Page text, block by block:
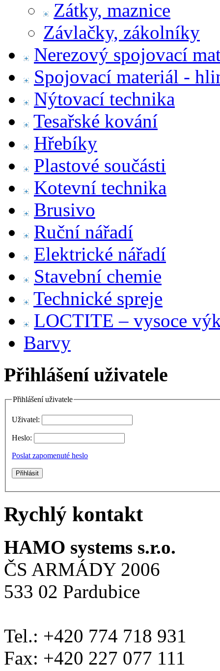
Zátky, maznice
Závlačky, zákolníky
Nerezový spojovací
Spojovací materiál -
Nýtovací technika
Tesařské kování
Hřebíky
Plastové součásti
Kotevní technika
Brusivo
Ruční nářadí
Elektrické nářadí
Stavební chemie
Technické spreje
LOCTITE – vysoce
Barvy
Přihlášení uživatele
Přihlášení uživatele
Uživatel:
Heslo:
Poslat zapomenuté heslo
Rychlý kontakt
HAMO systems s.r.o.
ČS ARMÁDY 2006
533 02 Pardubice
Tel.: +420 774 718 931
Fax: +420 227 077 111